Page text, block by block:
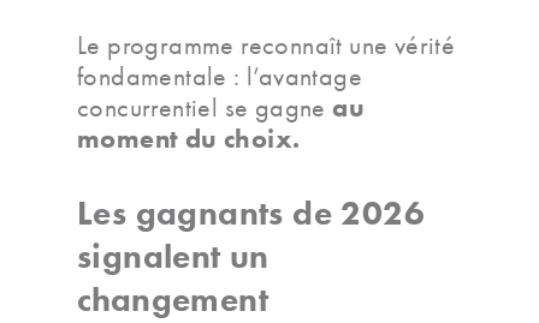
Le programme reconnaît une vérité
fondamentale : l’avantage
concurrentiel se gagneau
moment du choix.
Les gagnants de 2026
signalent un
changement